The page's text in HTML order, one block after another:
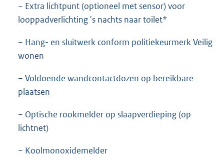
− Extra lichtpunt (optioneel met sensor) voor
looppadverlichting 's nachts naar toilet*
− Hang- en sluitwerk conform politiekeurmerk Veilig
wonen
− Voldoende wandcontactdozen op bereikbare
plaatsen
− Optische rookmelder op slaapverdieping (op
lichtnet)
− Koolmonoxidemelder